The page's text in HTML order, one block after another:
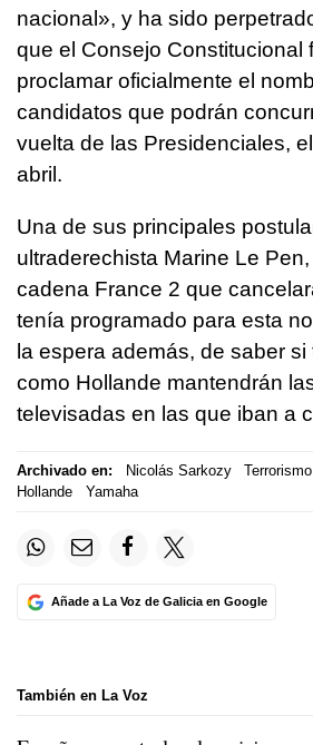
nacional», y ha sido
que el Consejo Constitucional
proclamar oficialmente el
candidatos que podrán
vuelta de las Presidenciales,
abril.
Una de sus principales
ultraderechista Marine Le
cadena France 2 que
tenía programado para esta
la espera además, de saber
como Hollande mantendrán
televisadas en las que iban a
Archivado en: Nicolás Sarkozy Terrorismo
Hollande
Yamaha
Añade a La Voz de Galicia en Google
También en La Voz